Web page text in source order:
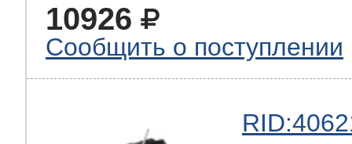
10926
Сообщить о поступлении